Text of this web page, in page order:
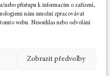
nebo přístupu k informacím o zařízení,
nám umožní zpracovávat
webu. Nesouhlas nebo odvolání
Zobrazit předvolby
« STARŠÍ PŘÍSPĚVKY